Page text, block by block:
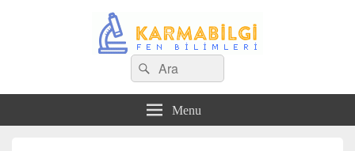
Search
for:
Ara
Menu